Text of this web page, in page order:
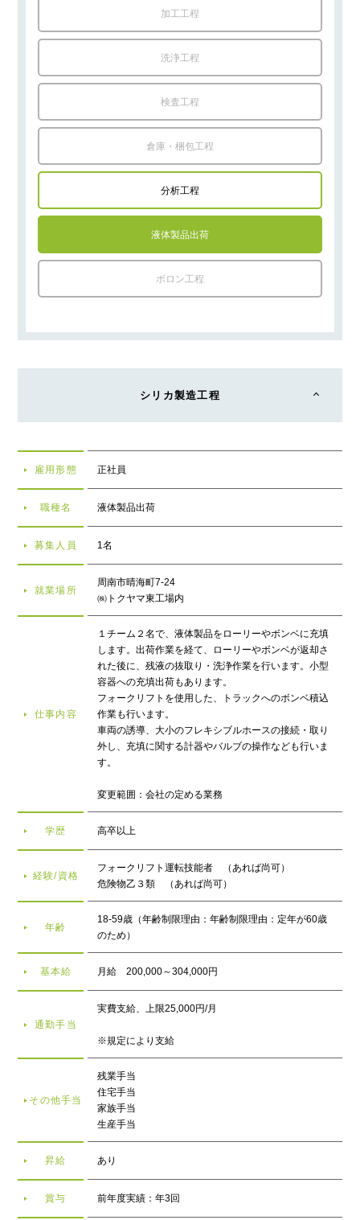
加工工程
洗浄工程
検査工程
倉庫・梱包工程
分析工程
液体製品出荷
ボロン工程
シリカ製造工程
雇用形態 正社員
職種名 液体製品出荷
募集人員 1名
就業場所
周南市晴海町7-24
㈱トクヤマ東工場内
仕事内容
１チーム２名で、液体製品をローリーやボンベに充填
します。出荷作業を経て、ローリーやボンベが返却さ
れた後に、残液の抜取り・洗浄作業を行います。小型
容器への充填出荷もあります。
フォークリフトを使用した、トラックへのボンベ積込
作業も行います。
車両の誘導、大小のフレキシブルホースの接続・取り
外し、充填に関する計器やバルブの操作なども行いま
す。
変更範囲：会社の定める業務
学歴 高卒以上
経験/資格
フォークリフト運転技能者 （あれば尚可）
危険物乙３類 （あれば尚可）
年齢
18-59歳（年齢制限理由：年齢制限理由：定年が60歳
のため）
基本給 月給 200,000～304,000円
通勤手当
実費支給、上限25,000円/月
※規定により支給
その他手当
残業手当
住宅手当
家族手当
生産手当
昇給 あり
賞与 前年度実績：年3回